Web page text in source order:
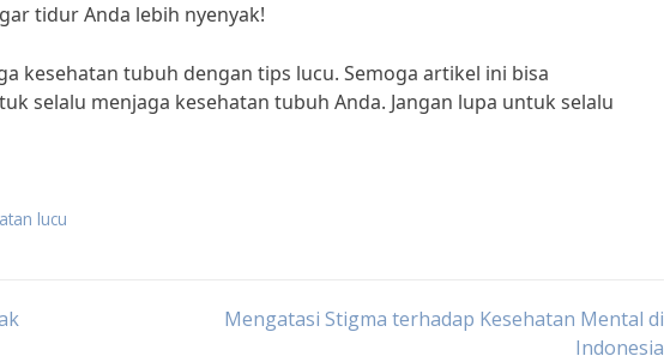
tidur Anda lebih nyenyak!
kesehatan tubuh dengan tips lucu. Semoga artikel ini bisa
selalu menjaga kesehatan tubuh Anda. Jangan lupa untuk selalu
lucu
Mengatasi Stigma terhadap Kesehatan Mental di
Indonesia